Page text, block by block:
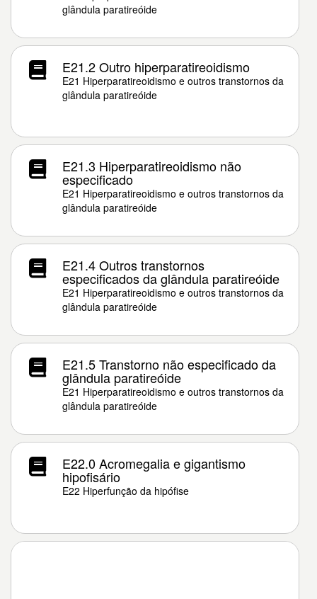
glândula paratireóide
E21.2 Outro hiperparatireoidismo
E21 Hiperparatireoidismo e outros transtornos da
glândula paratireóide
E21.3 Hiperparatireoidismo não
especificado
E21 Hiperparatireoidismo e outros transtornos da
glândula paratireóide
E21.4 Outros transtornos
especificados da glândula paratireóide
E21 Hiperparatireoidismo e outros transtornos da
glândula paratireóide
E21.5 Transtorno não especificado da
glândula paratireóide
E21 Hiperparatireoidismo e outros transtornos da
glândula paratireóide
E22.0 Acromegalia e gigantismo
hipofisário
E22 Hiperfunção da hipófise